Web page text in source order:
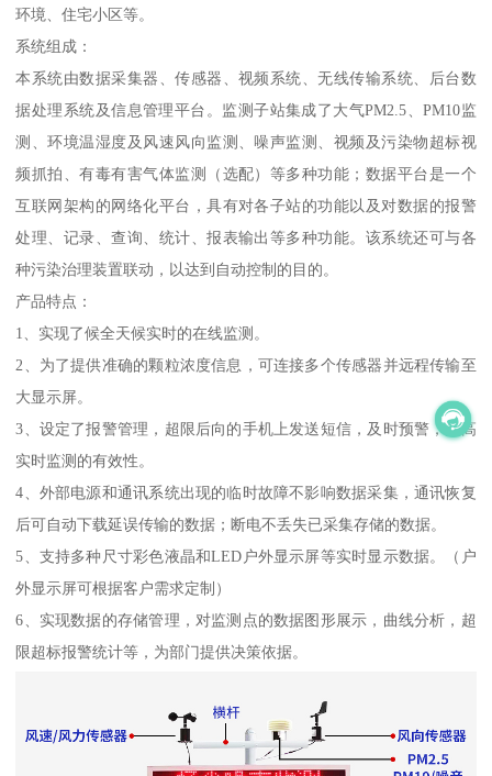
环境、住宅小区等。
系统组成：
本系统由数据采集器、传感器、视频系统、无线传输系统、后台数
据处理系统及信息管理平台。监测子站集成了大气PM2.5、PM10监
测、环境温湿度及风速风向监测、噪声监测、视频及污染物超标视
频抓拍、有毒有害气体监测（选配）等多种功能；数据平台是一个
互联网架构的网络化平台，具有对各子站的功能以及对数据的报警
处理、记录、查询、统计、报表输出等多种功能。该系统还可与各
种污染治理装置联动，以达到自动控制的目的。
产品特点：
1、实现了候全天候实时的在线监测。
2、为了提供准确的颗粒浓度信息，可连接多个传感器并远程传输至
大显示屏。
3、设定了报警管理，超限后向的手机上发送短信，及时预警，提高
实时监测的有效性。
4、外部电源和通讯系统出现的临时故障不影响数据采集，通讯恢复
后可自动下载延误传输的数据；断电不丢失已采集存储的数据。
5、支持多种尺寸彩色液晶和LED户外显示屏等实时显示数据。（户
外显示屏可根据客户需求定制）
6、实现数据的存储管理，对监测点的数据图形展示，曲线分析，超
限超标报警统计等，为部门提供决策依据。